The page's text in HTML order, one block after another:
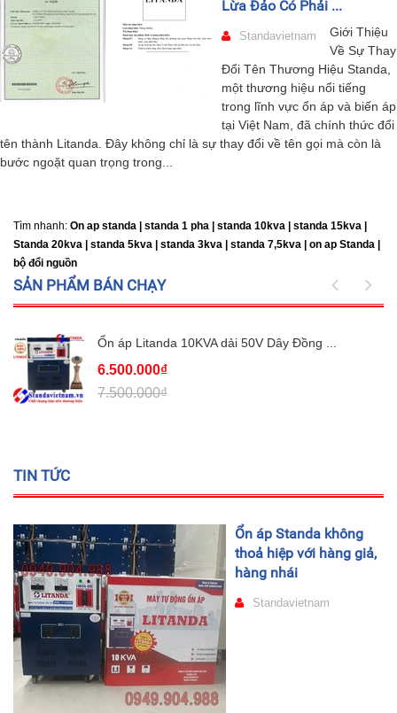
Lừa Đảo Có Phải ...
Standavietnam
Giới Thiệu
Về Sự Thay
Đổi Tên Thương Hiệu Standa,
một thương hiệu nổi tiếng
trong lĩnh vực ổn áp và biến áp
tại Việt Nam, đã chính thức đổi
tên thành Litanda. Đây không chỉ là sự thay đổi về tên gọi mà còn là
bước ngoặt quan trọng trong...
Tìm nhanh: On ap standa | standa 1 pha | standa 10kva | standa 15kva |
Standa 20kva |
standa 5kva | standa 3kva | standa 7,5kva | on ap Standa |
bộ đổi nguồn
SẢN PHẨM BÁN CHẠY
Ổn áp Litanda 10KVA dải 50V Dây Đồng ...
6.500.000₫
7.500.000₫
TIN TỨC
Ổn áp Standa không
thoả hiệp với hàng giả,
hàng nhái
Standavietnam